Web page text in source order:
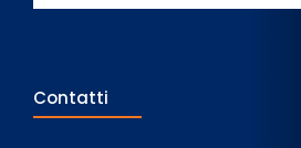
Contatti